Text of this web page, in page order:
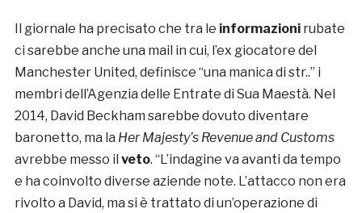
Il giornale ha precisato che tra le informazionirubate
ci sarebbe anche una mail in cui, l’ex giocatore del
Manchester United, definisce “una manica di str..” i
membri dell’Agenzia delle Entrate di Sua Maestà. Nel
2014, David Beckham sarebbe dovuto diventare
baronetto, ma la Her Majesty’s Revenue and Customs
avrebbe messo il veto. “L’indagine va avanti da tempo
e ha coinvolto diverse aziende note. L’attacco non era
rivolto a David, ma si è trattato di un’operazione di